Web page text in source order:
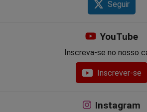
Seguir
YouTube
Inscreva-se no nosso
Inscrever-se
Instagram